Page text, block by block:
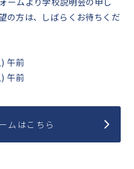
の方は、しばらくお待ちくだ
午前
午前
ムはこちら